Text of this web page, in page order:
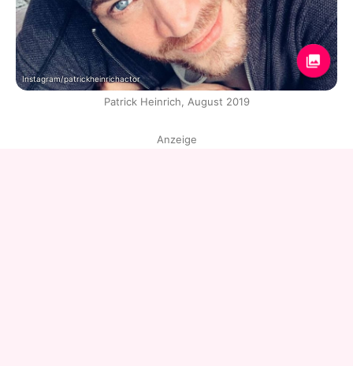
Instagram/patrickheinrichactor
Patrick Heinrich, August 2019
Anzeige